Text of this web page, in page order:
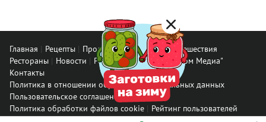
Главная Рецепты Продукты Здоровье
Путешествия
Рестораны
Новости
Реклама в ООО "Гастроном Медиа"
Контакты
Политика в отношении обработки персональных данных
Пользовательское соглашение
Политика обработки файлов cookie
Рейтинг пользователей
Архив спец. проектов